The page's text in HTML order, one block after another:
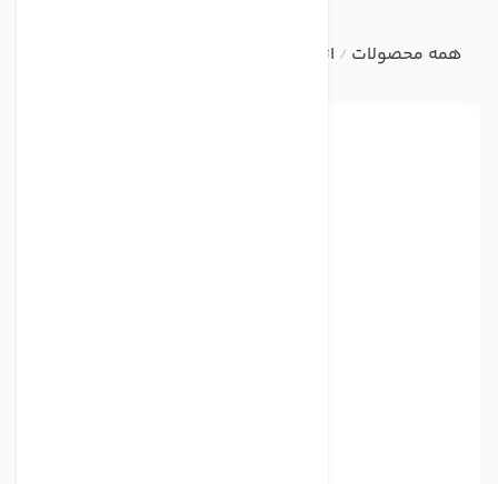
همه محصولات / اتصالات تصفیه آب خانگی